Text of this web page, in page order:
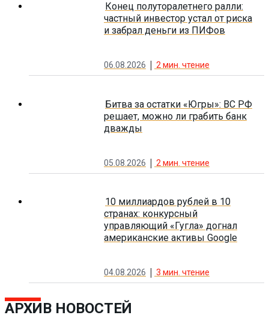
Конец полуторалетнего ралли:
частный инвестор устал от риска
и забрал деньги из ПИФов
06.08.2026 2мин. чтение
Битва за остатки «Югры»: ВС РФ
решает, можно ли грабить банк
дважды
05.08.2026 2 мин. чтение
10 миллиардов рублей в 10
странах: конкурсный
управляющий «Гугла» догнал
американские активы Google
04.08.2026 3 мин. чтение
АРХИВ НОВОСТЕЙ